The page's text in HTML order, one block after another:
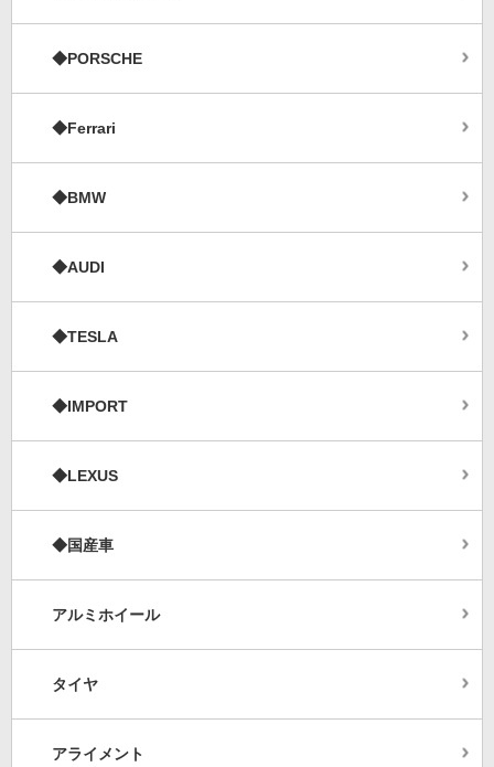
◆PORSCHE
◆Ferrari
◆BMW
◆AUDI
◆TESLA
◆IMPORT
◆LEXUS
◆国産車
アルミホイール
タイヤ
アライメント